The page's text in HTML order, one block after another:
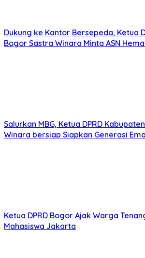
Dukung ke Kantor Bersepeda, Ketua
Bogor Sastra Winara Minta ASN
Salurkan MBG, Ketua DPRD
Winara bersiap Siapkan Generasi
Ketua DPRD Bogor Ajak Warga
Mahasiswa Jakarta